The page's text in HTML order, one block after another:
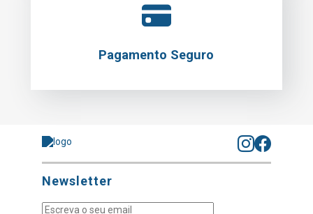
Pagamento Seguro
Newsletter